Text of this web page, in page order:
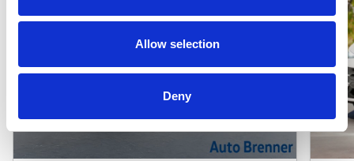
Allow selection
Deny